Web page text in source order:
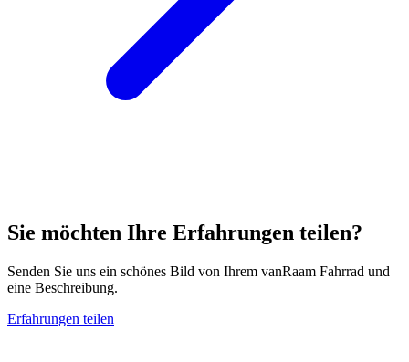
Sie möchten Ihre Erfahrungen teilen?
Senden Sie uns ein schönes Bild von Ihrem vanRaam Fahrrad und
eine Beschreibung.
Erfahrungen teilen